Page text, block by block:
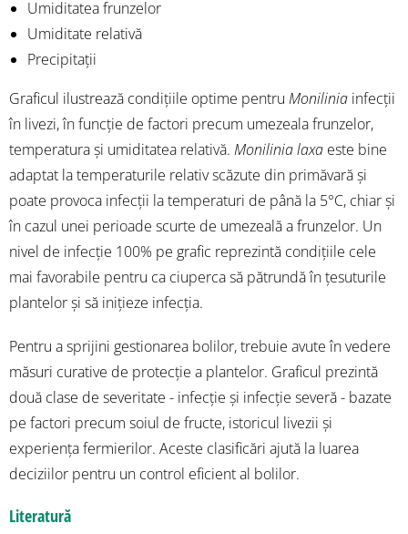
Umiditatea frunzelor
Umiditate relativă
Precipitații
Graficul ilustrează condițiile optime pentru Monilinia infecții
în livezi, în funcție de factori precum umezeala frunzelor,
temperatura și umiditatea relativă. Monilinia laxa este bine
adaptat la temperaturile relativ scăzute din primăvară și
poate provoca infecții la temperaturi de până la 5°C, chiar și
în cazul unei perioade scurte de umezeală a frunzelor. Un
nivel de infecție 100% pe grafic reprezintă condițiile cele
mai favorabile pentru ca ciuperca să pătrundă în țesuturile
plantelor și să inițieze infecția.
Pentru a sprijini gestionarea bolilor, trebuie avute în vedere
măsuri curative de protecție a plantelor. Graficul prezintă
două clase de severitate - infecție și infecție severă - bazate
pe factori precum soiul de fructe, istoricul livezii și
experiența fermierilor. Aceste clasificări ajută la luarea
deciziilor pentru un control eficient al bolilor.
Literatură